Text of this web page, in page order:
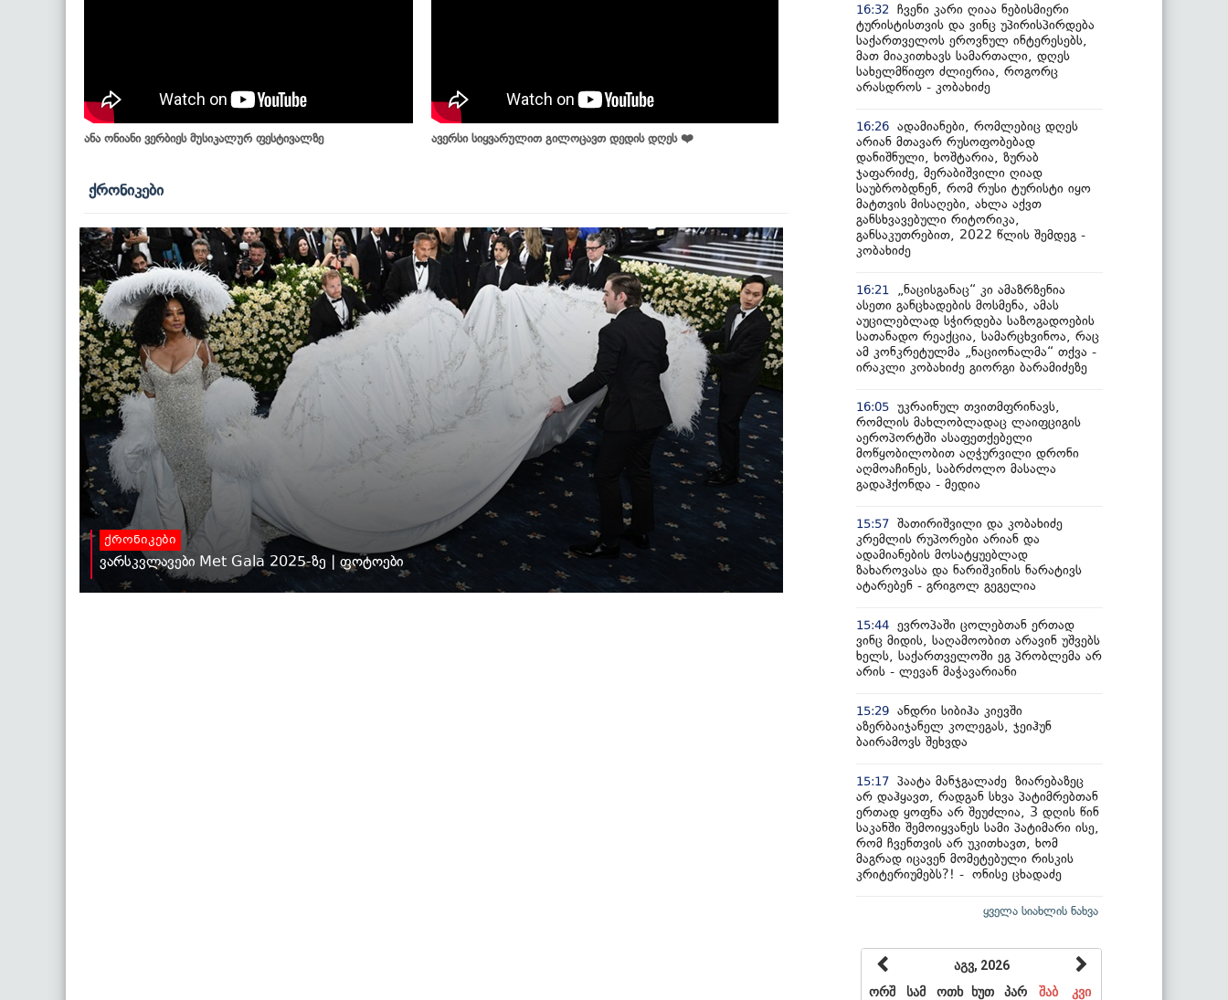
ანა ონიანი ვერბიეს მუსიკალურ ფესტივალზე ავერსი სიყვარულით გილოცავთ დედის დღეს ❤️
ქრონიკები
ქრონიკები
ვარსკვლავები Met Gala 2025-ზე | ფოტოები
16:32
ჩვენი კარი ღიაა ნებისმიერი
ტურისტისთვის და ვინც უპირისპირდება
საქართველოს ეროვნულ ინტერესებს,
მათ მიაკითხავს სამართალი, დღეს
სახელმწიფო ძლიერია, როგორც
არასდროს - კობახიძე
16:26 ადამიანები, რომლებიც დღეს
არიან მთავარ რუსოფობებად
დანიშნული, ხოშტარია, ზურაბ
ჯაფარიძე, მერაბიშვილი ღიად
საუბრობდნენ, რომ რუსი ტურისტი იყო
მატთვის მისაღები, ახლა აქვთ
განსხვავებული რიტორიკა,
განსაკუთრებით, 2022 წლის შემდეგ -
კობახიძე
16:21
„ნაცისგანაც“ კი ამაზრზენია
ასეთი განცხადების მოსმენა, ამას
აუცილებლად სჭირდება საზოგადოების
სათანადო რეაქცია, სამარცხვინოა, რაც
ამ კონკრეტულმა „ნაციონალმა“ თქვა -
ირაკლი კობახიძე გიორგი ბარამიძეზე
16:05 უკრაინულ თვითმფრინავს,
რომლის მახლობლადაც ლაიფციგის
აეროპორტში ასაფეთქებელი
მოწყობილობით აღჭურვილი დრონი
აღმოაჩინეს, საბრძოლო მასალა
გადაჰქონდა - მედია
15:57 შათირიშვილი და კობახიძე
კრემლის რუპორები არიან და
ადამიანების მოსატყუებლად
ზახაროვასა და ნარიშკინის ნარატივს
ატარებენ - გრიგოლ გეგელია
15:44 ევროპაში ცოლებთან ერთად
ვინც მიდის, საღამოობით არავინ უშვებს
ხელს, საქართველოში ეგ პრობლემა არ
არის - ლევან მაჭავარიანი
15:29 ანდრი სიბიჰა კიევში
აზერბაიჯანელ კოლეგას, ჯეიჰუნ
ბაირამოვს შეხვდა
15:17 პაატა მანჯგალაძე ზიარებაზეც
არ დაჰყავთ, რადგან სხვა პატიმრებთან
ერთად ყოფნა არ შეუძლია, 3 დღის წინ
საკანში შემოიყვანეს სამი პატიმარი ისე,
რომ ჩვენთვის არ უკითხავთ, ხომ
მაგრად იცავენ მომეტებული რისკის
კრიტერიუმებს?! - ონისე ცხადაძე
ყველა სიახლის ნახვა
აგვ, 2026
ორშ
სამ ოთხ ხუთ პარ შაბ
კვი